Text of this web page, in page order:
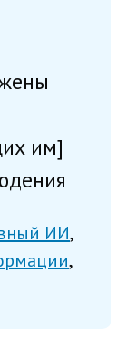
им]
в
на
ИИ